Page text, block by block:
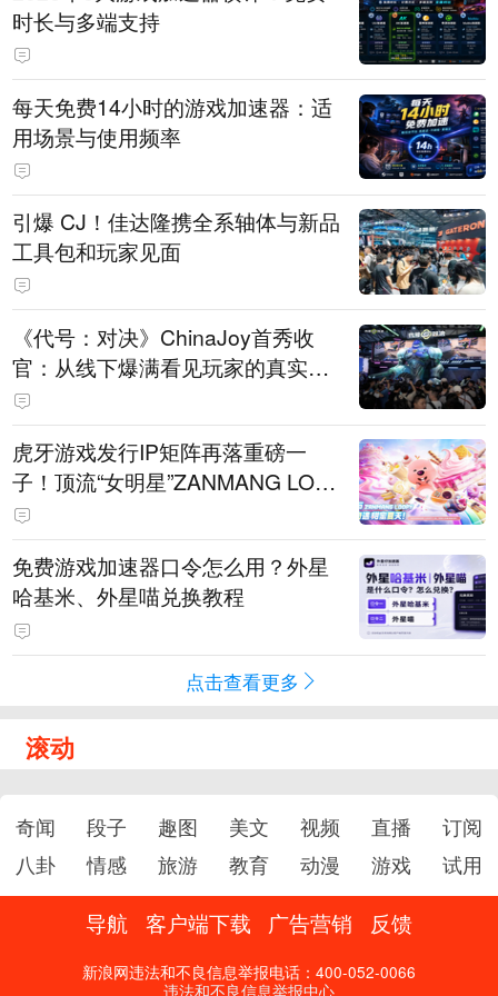
时长与多端支持
每天免费14小时的游戏加速器：适
用场景与使用频率
引爆 CJ！佳达隆携全系轴体与新品
工具包和玩家见面
《代号：对决》ChinaJoy首秀收
官：从线下爆满看见玩家的真实期
待
虎牙游戏发行IP矩阵再落重磅一
子！顶流“女明星”ZANMANG LOO
PY 正版3D消除手游《消消奇遇》
惊喜曝光
免费游戏加速器口令怎么用？外星
哈基米、外星喵兑换教程
点击查看更多
滚动
奇闻 段子 趣图 美文 视频 直播
订阅
八卦
情感 旅游 教育 动漫 游戏 试用
导航 客户端下载 广告营销 反馈
新浪网违法和不良信息举报电话：400-052-0066
违法和不良信息举报中心